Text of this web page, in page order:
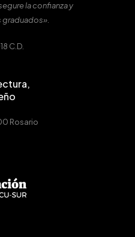
la confianza y
C.D.
Rosario